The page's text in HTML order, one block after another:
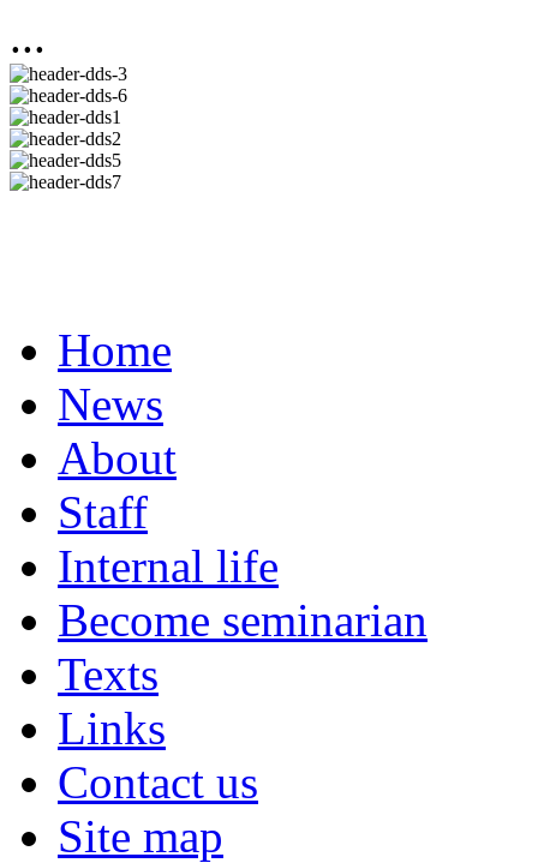
...
Home
News
About
Staff
Internal life
Become seminarian
Texts
Links
Contact us
Site map